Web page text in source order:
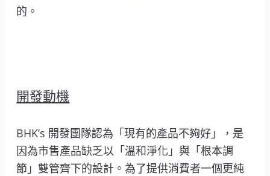
的。
開發動機
BHK’s 開發團隊認為「現有的產品不夠好」，是
因為市售產品缺乏以「溫和淨化」與「根本調
節」雙管齊下的設計。為了提供消費者一個更純